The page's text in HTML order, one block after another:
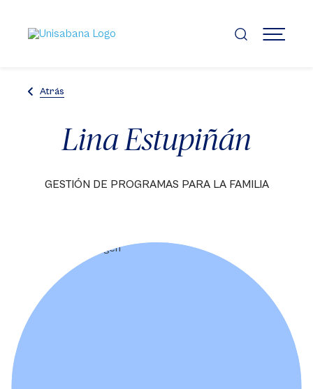
contenido
principal
MENÚ
Atrás
Lina Estupiñán
GESTIÓN DE PROGRAMAS PARA LA FAMILIA